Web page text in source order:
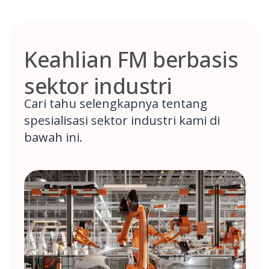
Keahlian FM berbasis
sektor industri
Cari tahu selengkapnya tentang
spesialisasi sektor industri kami di
bawah ini.